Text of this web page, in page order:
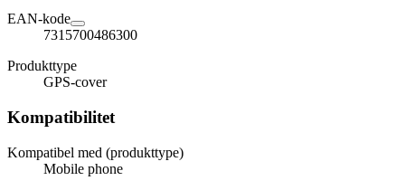
EAN-kode
7315700486300
Produkttype
GPS-cover
Kompatibilitet
Kompatibel med (produkttype)
Mobile phone